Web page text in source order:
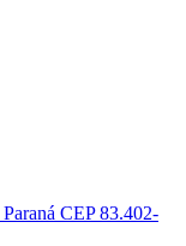
CEP 83.402-